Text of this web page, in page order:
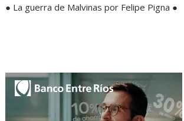
● La guerra de Malvinas por Felipe Pigna ●